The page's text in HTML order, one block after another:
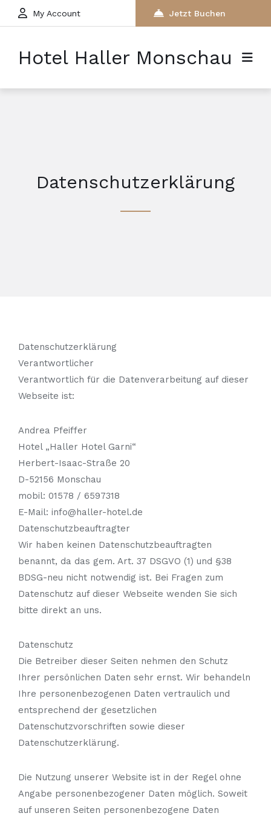
My Account Jetzt Buchen
Hotel Haller Monschau
Datenschutzerklärung
Datenschutzerklärung
Verantwortlicher
Verantwortlich für die Datenverarbeitung auf dieser
Webseite ist:
Andrea Pfeiffer
Hotel „Haller Hotel Garni“
Herbert-Isaac-Straße 20
D-52156 Monschau
mobil: 01578 / 6597318
E-Mail: info@haller-hotel.de
Datenschutzbeauftragter
Wir haben keinen Datenschutzbeauftragten
benannt, da das gem. Art. 37 DSGVO (1) und §38
BDSG-neu nicht notwendig ist. Bei Fragen zum
Datenschutz auf dieser Webseite wenden Sie sich
bitte direkt an uns.
Datenschutz
Die Betreiber dieser Seiten nehmen den Schutz
Ihrer persönlichen Daten sehr ernst. Wir behandeln
Ihre personenbezogenen Daten vertraulich und
entsprechend der gesetzlichen
Datenschutzvorschriften sowie dieser
Datenschutzerklärung.
Die Nutzung unserer Website ist in der Regel ohne
Angabe personenbezogener Daten möglich. Soweit
auf unseren Seiten personenbezogene Daten